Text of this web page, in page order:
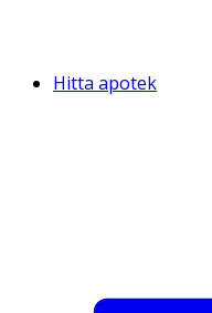
Hitta apotek